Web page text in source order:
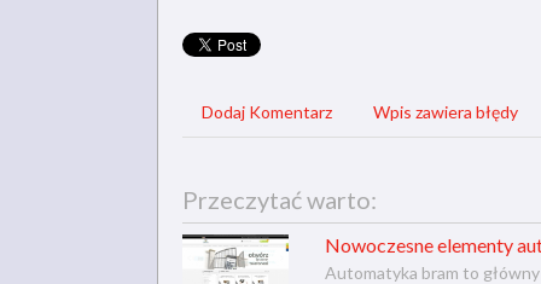
Dodaj Komentarz Wpis zawiera błędy
Przeczytać warto:
Nowoczesne elementy
Automatyka bram to